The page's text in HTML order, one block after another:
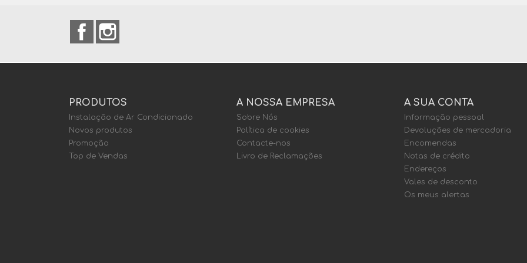
Facebook
PRODUTOS
Instalação de Ar Condicionado
Novos produtos
Promoção
Top de Vendas
A NOSSA EMPRESA
Sobre Nós
Política de cookies
Contacte-nos
Livro de Reclamações
A SUA CONTA
Informação pessoal
Devoluções de mercadoria
Encomendas
Notas de crédito
Endereços
Vales de desconto
Os meus alertas